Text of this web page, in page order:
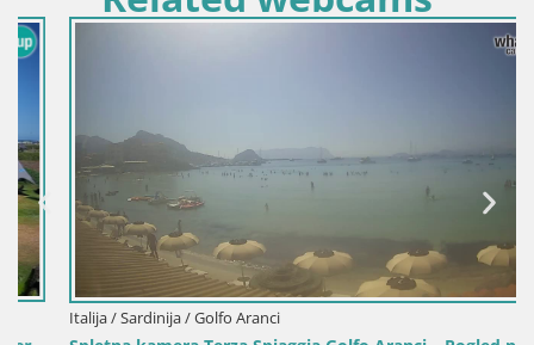
Italija / Sardinija / Golfo Aranci
Spletna kamera Terza Spiaggia Golfo Aranci – Pogled na
plažo v živo